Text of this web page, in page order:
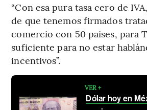
“Con esa pura tasa cero de
de que tenemos firmados
comercio con 50 paises, para
suficiente para no estar
incentivos”.
VER +
Dólar hoy en